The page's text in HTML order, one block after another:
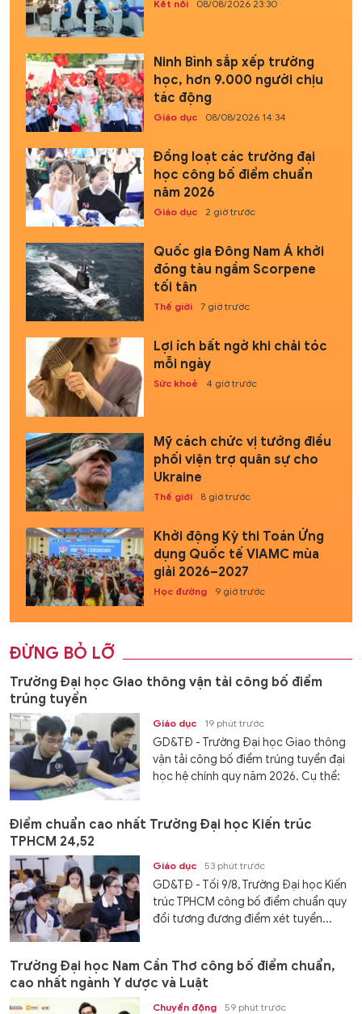
Kết nối 08/08/2026 23:30
Ninh Bình sắp xếp trường
học, hơn 9.000 người chịu
tác động
Giáo dục 08/08/2026 14:34
Đồng loạt các trường đại
học công bố điểm chuẩn
năm 2026
Giáo dục 2 giờ trước
Quốc gia Đông Nam Á khởi
đóng tàu ngầm Scorpene
tối tân
Thế giới 7 giờ trước
Lợi ích bất ngờ khi chải tóc
mỗi ngày
Sức khoẻ 4 giờ trước
Mỹ cách chức vị tướng điều
phối viện trợ quân sự cho
Ukraine
Thế giới 8 giờ trước
Khởi động Kỳ thi Toán Ứng
dụng Quốc tế VIAMC mùa
giải 2026–2027
Học đường 9 giờ trước
ĐỪNG BỎ LỠ
Trường Đại học Giao thông vận tải công bố điểm
trúng tuyển
Giáo dục 19 phút trước
GD&TĐ - Trường Đại học Giao thông
vận tải công bố điểm trúng tuyển đại
học hệ chính quy năm 2026. Cụ thể:
Điểm chuẩn cao nhất Trường Đại học Kiến trúc
TPHCM 24,52
Giáo dục 53 phút trước
GD&TĐ - Tối 9/8, Trường Đại học Kiến
trúc TPHCM công bố điểm chuẩn quy
đổi tương đương điểm xét tuyển...
Trường Đại học Nam Cần Thơ công bố điểm chuẩn,
cao nhất ngành Y dược và Luật
Chuyển động 59 phút trước